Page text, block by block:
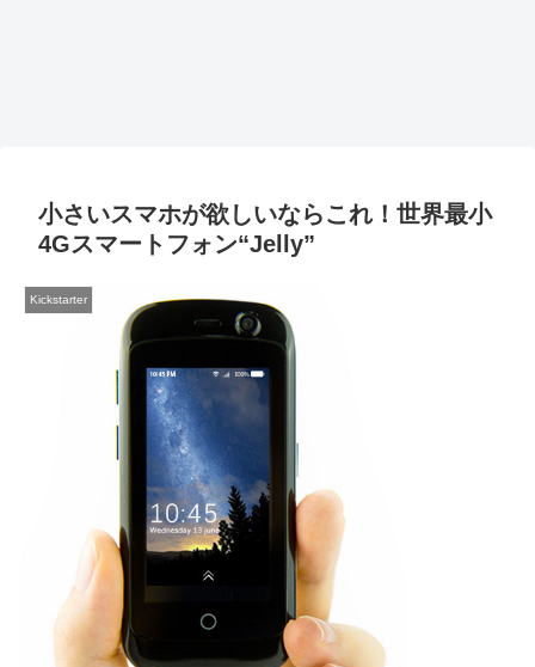
小さいスマホが欲しいならこれ！世界最小
4Gスマートフォン“Jelly”
Kickstarter